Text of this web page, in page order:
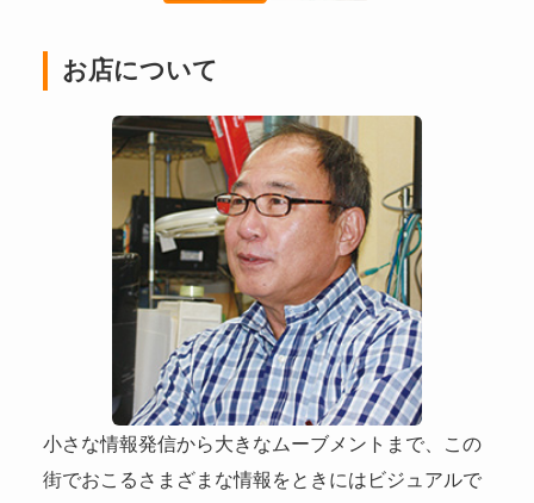
お店について
小さな情報発信から大きなムーブメントまで、この
街でおこるさまざまな情報をときにはビジュアルで